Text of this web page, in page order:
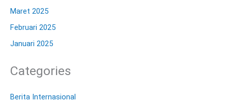
Maret 2025
Februari 2025
Januari 2025
Categories
Berita Internasional